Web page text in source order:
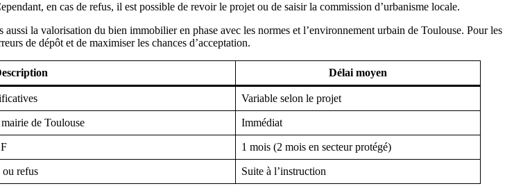
en cas de refus, il est possible de revoir le projet ou de saisir la commission d’urbanisme locale.
la valorisation du bien immobilier en phase avec les normes et l’environnement urbain de Toulouse. Pour les
de dépôt et de maximiser les chances d’acceptation.
Délai moyen
Variable selon le projet
de Toulouse Immédiat
1 mois (2 mois en secteur protégé)
ou refus Suite à l’instruction